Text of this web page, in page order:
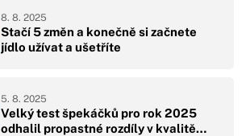
Stačí 5 změn a konečně si začnete
jídlo užívat a ušetříte
8. 8. 2025
Velký test špekáčků pro rok 2025
odhalil propastné rozdíly v kvalitě…
5. 8. 2025